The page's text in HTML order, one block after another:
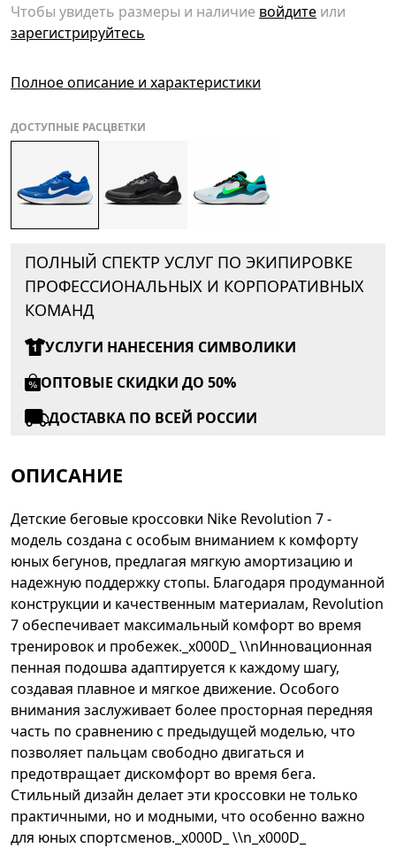
Чтобы увидеть размеры и наличие войдите или
зарегистрируйтесь
Полное описание и характеристики
ДОСТУПНЫЕ РАСЦВЕТКИ
ПОЛНЫЙ СПЕКТР УСЛУГ ПО ЭКИПИРОВКЕ
ПРОФЕССИОНАЛЬНЫХ И КОРПОРАТИВНЫХ
КОМАНД
УСЛУГИ НАНЕСЕНИЯ СИМВОЛИКИ
ОПТОВЫЕ СКИДКИ ДО 50%
ДОСТАВКА ПО ВСЕЙ РОССИИ
ОПИСАНИЕ
Детские беговые кроссовки Nike Revolution 7 -
модель создана с особым вниманием к комфорту
юных бегунов, предлагая мягкую амортизацию и
надежную поддержку стопы. Благодаря продуманной
конструкции и качественным материалам, Revolution
7 обеспечивает максимальный комфорт во время
тренировок и пробежек._x000D_ \\nИнновационная
пенная подошва адаптируется к каждому шагу,
создавая плавное и мягкое движение. Особого
внимания заслуживает более просторная передняя
часть по сравнению с предыдущей моделью, что
позволяет пальцам свободно двигаться и
предотвращает дискомфорт во время бега.
Стильный дизайн делает эти кроссовки не только
практичными, но и модными, что особенно важно
для юных спортсменов._x000D_ \\n_x000D_